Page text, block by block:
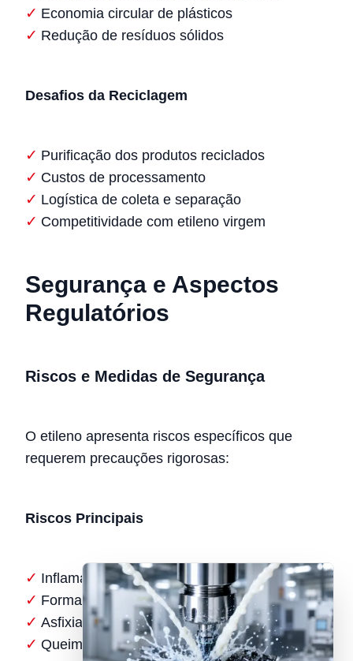
Economia circular de plásticos
Redução de resíduos sólidos
Desafios da Reciclagem
Purificação dos produtos reciclados
Custos de processamento
Logística de coleta e separação
Competitividade com etileno virgem
Segurança e Aspectos
Regulatórios
Riscos e Medidas de Segurança
O etileno apresenta riscos específicos que
requerem precauções rigorosas:
Riscos Principais
Inflamabilidade extrema (limite inferior: 2,7%)
Formação de misturas explosivas
Asfixia em ambientes confinados
Queimaduras criogênicas